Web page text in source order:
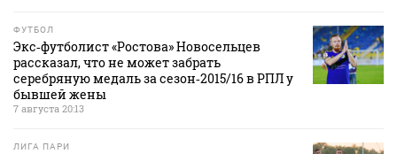
ФУТБОЛ
Экс‑футболист «Ростова» Новосельцев
рассказал, что не может забрать
серебряную медаль за сезон‑2015/16 в РПЛ у
бывшей жены
7 августа 20:13
ЛИГА ПАРИ